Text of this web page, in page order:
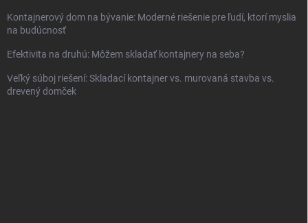
Kontajnerový dom na bývanie: Moderné riešenie pre ľudí, ktorí myslia
na budúcnosť
Efektivita na druhú: Môžem skladať kontajnery na seba?
Veľký súboj riešení: Skladací kontajner vs. murovaná stavba vs.
drevený domček